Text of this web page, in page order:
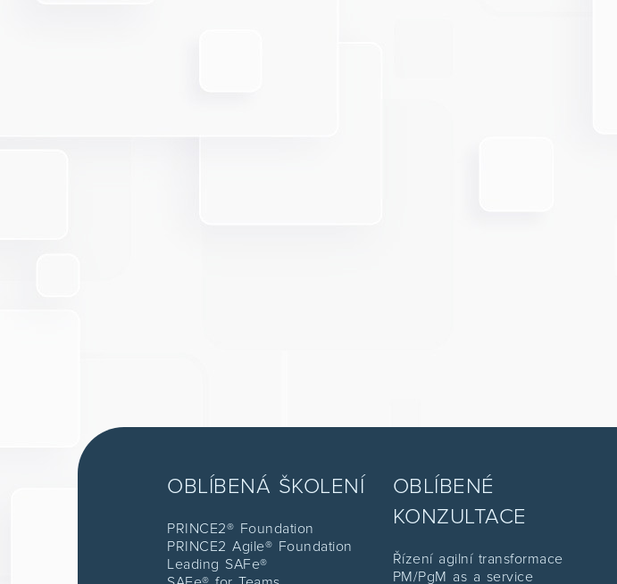
OBLÍBENÁ ŠKOLENÍ
PRINCE2® Foundation
PRINCE2 Agile® Foundation
Leading SAFe®
OBLÍBENÉ
KONZULTACE
Řízení agilní transformace
PM/PgM as a service